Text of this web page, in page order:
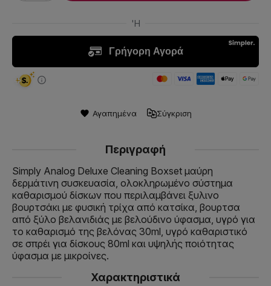
Αγαπημένα Σύγκριση
Περιγραφή
Simply Analog Deluxe Cleaning Boxset μαύρη
δερμάτινη συσκευασία, ολοκληρωμένο σύστημα
καθαρισμού δίσκων που περιλαμβάνει ξυλινο
βουρτσάκι με φυσική τρίχα από κατσίκα, βουρτσα
από ξύλο βελανιδιάς με βελούδινο ύφασμα, υγρό για
το καθαρισμό της βελόνας 30ml, υγρό καθαριστικό
σε σπρέι για δίσκους 80ml και υψηλής ποιότητας
ύφασμα με μικροίνες.
Χαρακτηριστικά